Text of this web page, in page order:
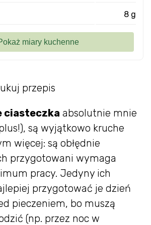
przepis
ciasteczka absolutnie mnie
są wyjątkowo kruche
więcej: są obłędnie
przygotowani wymaga
pracy. Jedyny ich
przygotować je dzień
pieczeniem, bo muszą
(np. przez noc w
8 g